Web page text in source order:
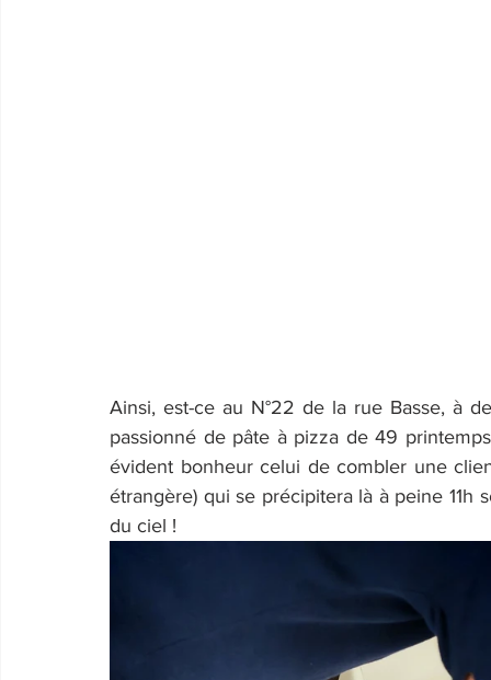
Ainsi, est-ce au N°22 de la rue Basse, à
passionné de pâte à pizza de 49
évident bonheur celui de combler une
étrangère) qui se précipitera là à peine
du ciel !